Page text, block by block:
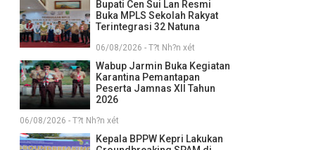
Bupati Cen Sui Lan Resmi
Buka MPLS Sekolah Rakyat
Terintegrasi 32 Natuna
06/08/2026 - T?t Nh?n xét
Wabup Jarmin Buka Kegiatan
Karantina Pemantapan
Peserta Jamnas XII Tahun
2026
06/08/2026 - T?t Nh?n xét
Kepala BPPW Kepri Lakukan